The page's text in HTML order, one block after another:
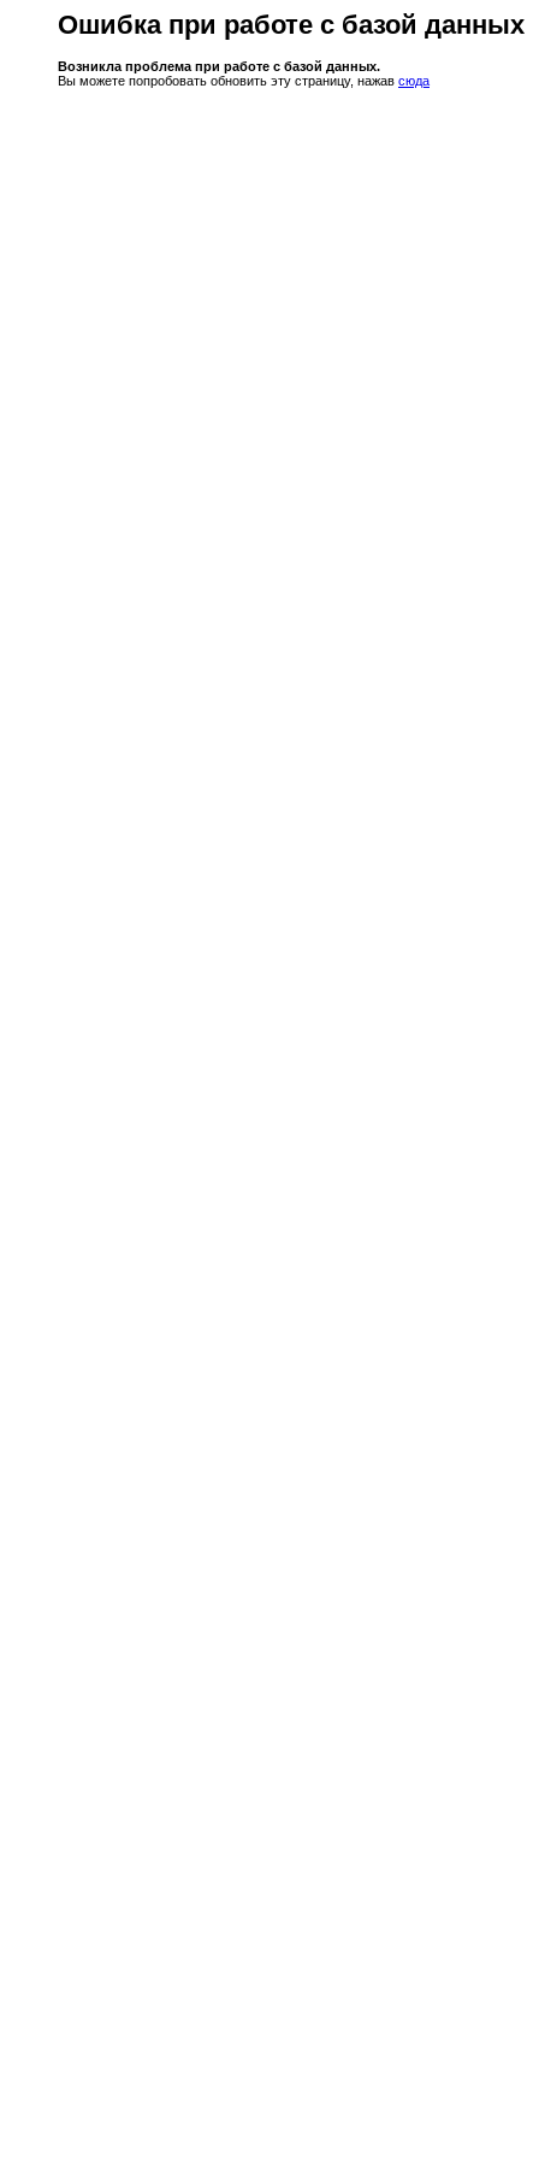
Ошибка при работе с базой данных
Возникла проблема при работе с базой данных.
Вы можете попробовать обновить эту страницу, нажав сюда